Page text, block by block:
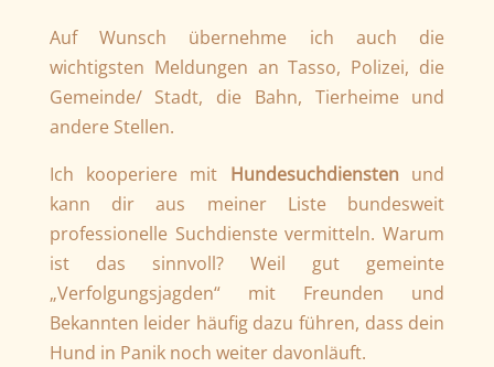
Auf Wunsch übernehme ich auch die
wichtigsten Meldungen an Tasso, Polizei, die
Gemeinde/ Stadt, die Bahn, Tierheime und
andere Stellen.
Ich kooperiere mit Hundesuchdienstenund
kann dir aus meiner Liste bundesweit
professionelle Suchdienste vermitteln. Warum
ist das sinnvoll? Weil gut gemeinte
„Verfolgungsjagden“ mit Freunden und
Bekannten leider häufig dazu führen, dass dein
Hund in Panik noch weiter davonläuft.